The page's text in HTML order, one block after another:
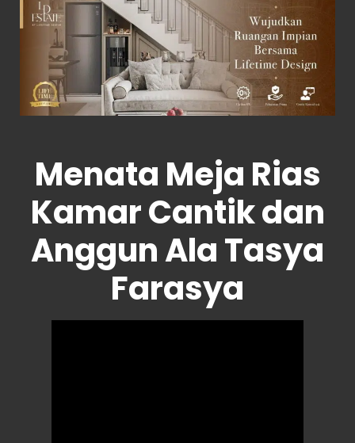
Menata Meja Rias
Kamar Cantik dan
Anggun Ala Tasya
Farasya